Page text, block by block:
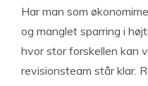
Har man som
og manglet sparring i
hvor stor forskellen kan
revisionsteam står klar.